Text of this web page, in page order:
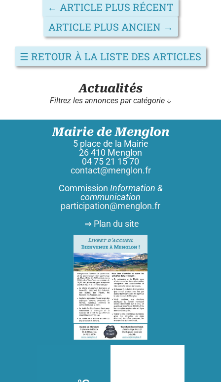
← ARTICLE PLUS RÉCENT
ARTICLE PLUS ANCIEN →
☰ RETOUR À LA LISTE DES ARTICLES
Actualités
Filtrez les annonces par catégorie ↓
Mairie de Menglon
5 place de la Mairie
26 410 Menglon
04 75 21 15 70
contact@menglon.fr
Commission Information &
communication
participation@menglon.fr
⇒ Plan du site